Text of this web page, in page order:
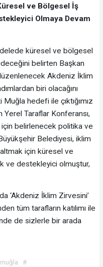
ve Bölgesel İş
Olmaya Devam
küresel ve bölgesel
belirten Başkan
Akdeniz İklim
biri olacağını
hedefi ile çıktığımız
Taraflar Konferansı,
için belirlenecek politika ve
Belediyesi, iklim
için küresel ve
ve destekleyici olmuştur,
‘Akdeniz İklim Zirvesini’
tüm tarafların katılımı ile
de sizlerle bir arada
#